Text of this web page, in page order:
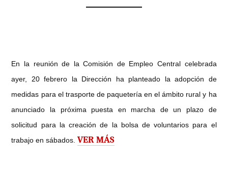
En la reunión de la Comisión de Empleo Central celebrada
ayer, 20 febrero la Dirección ha planteado la adopción de
medidas para el trasporte de paquetería en el ámbito rural y ha
anunciado la próxima puesta en marcha de un plazo de
solicitud para la creación de la bolsa de voluntarios para el
trabajo en sábados.VER MÁS